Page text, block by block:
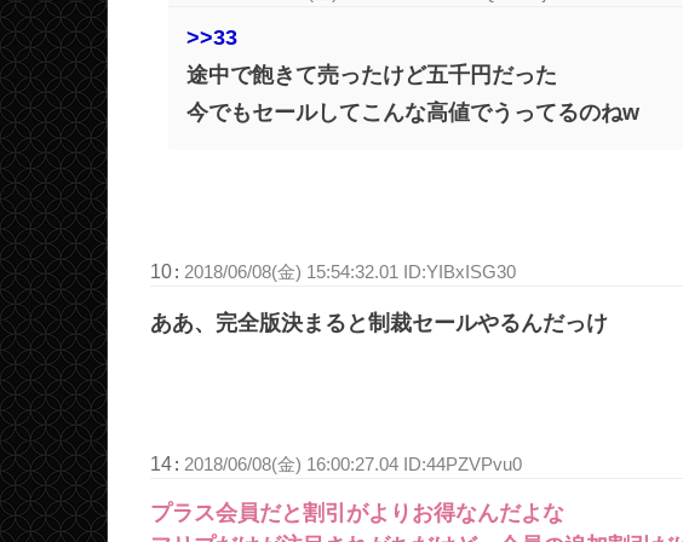
>>33
途中で飽きて売ったけど五千円だった
今でもセールしてこんな高値でうってるのねw
10: 2018/06/08(金) 15:54:32.01 ID:YIBxISG30
ああ、完全版決まると制裁セールやるんだっけ
14: 2018/06/08(金) 16:00:27.04 ID:44PZVPvu0
プラス会員だと割引がよりお得なんだよな